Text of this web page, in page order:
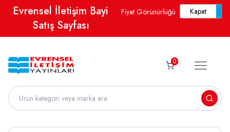
Evrensel İletişim Bayi
Satış Sayfası
Fiyat Görünürlüğü
0